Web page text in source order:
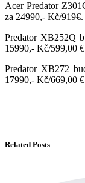
Acer Predator
za 24990,- Kč/919€.
Predator XB252Q
15990,- Kč/599,00
Predator XB272
17990,- Kč/669,00
Related Posts